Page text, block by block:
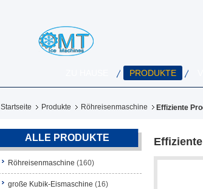
PRODUKTE
Startseite Produkte Röhreisenmaschine Effiziente
ALLE PRODUKTE
Röhreisenmaschine (160)
große Kubik-Eismaschine (16)